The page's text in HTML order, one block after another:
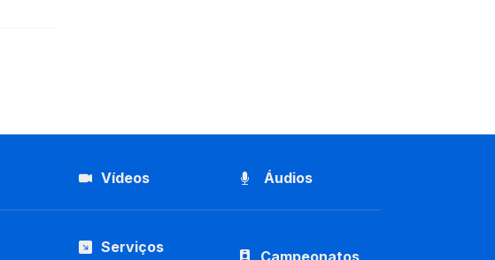
Vídeos Áudios
Serviços
Campeonatos